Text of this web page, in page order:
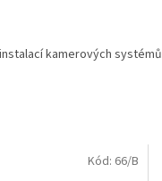
kamerových systémů
Kód: 66/B